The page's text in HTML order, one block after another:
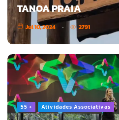
TANOA PRAIA
Jul 10, 2024 2791
55 + Atividades Associativas